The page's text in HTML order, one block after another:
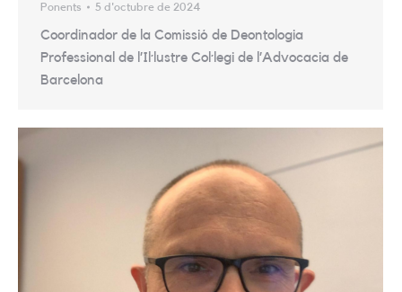
Ponents 5 d'octubre de 2024
Coordinador de la Comissió de Deontologia
Professional de l’Il·lustre Col·legi de l’Advocacia de
Barcelona